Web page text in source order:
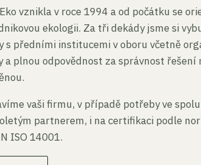
vznikla v roce 1994 a od počátku se
ekologii. Za tři dekády jsme si
s předními institucemi v oboru včetně
a plnou odpovědnost za správnost řešení
vaši firmu, v případě potřeby ve
partnerem, i na certifikaci podle
ISO 14001.